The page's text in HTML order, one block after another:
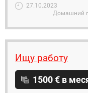
27.10.2023
Домашний
Ищу работу
1500 € в